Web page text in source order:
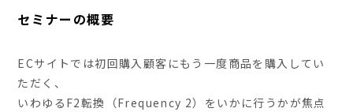
セミナーの概要
ECサイトでは初回購入顧客にもう一度商品を購入してい
ただく、
いわゆるF2転換（Frequency 2）をいかに行うかが焦点